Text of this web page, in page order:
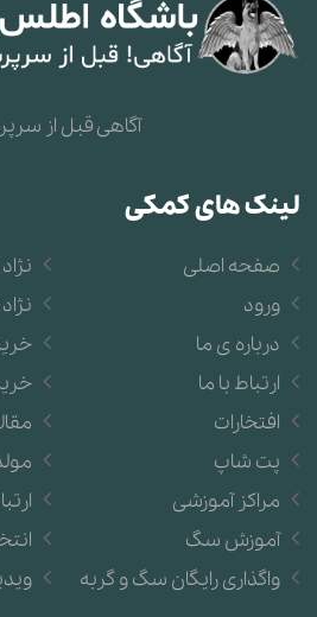
آگاهی قبل از
لینک های کمکی
صفحه اصلی
ورود
درباره ی ما
ارتباط با ما
افتخارات
پت شاپ
مراکز آموزشی
آموزش سگ
واگذاری رایگان سگ و گربه